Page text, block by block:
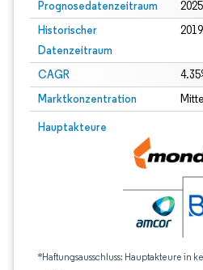
Prognosedatenzeitraum
Historischer
Datenzeitraum
CAGR
Marktkonzentration Mittel
Hauptakteure
*Haftungsausschluss: Hauptakteure in